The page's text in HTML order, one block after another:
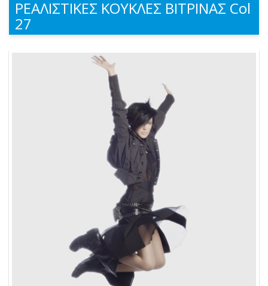
ΡΕΑΛΙΣΤΙΚΕΣ ΚΟΥΚΛΕΣ ΒΙΤΡΙΝΑΣ Col
27